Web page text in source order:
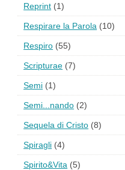
Reprint (1)
Respirare la Parola (10)
Respiro (55)
Scripturae (7)
Semi (1)
Semi...nando (2)
Sequela di Cristo (8)
Spiragli (4)
Spirito&Vita (5)